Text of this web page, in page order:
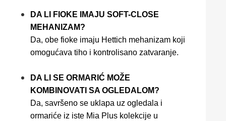
DA LI FIOKE IMAJU SOFT-CLOSE
MEHANIZAM?
Da, obe fioke imaju Hettich mehanizam koji
omogućava tiho i kontrolisano zatvaranje.
DA LI SE ORMARIĆ MOŽE
KOMBINOVATI SA OGLEDALOM?
Da, savršeno se uklapa uz ogledala i
ormariće iz iste Mia Plus kolekcije u